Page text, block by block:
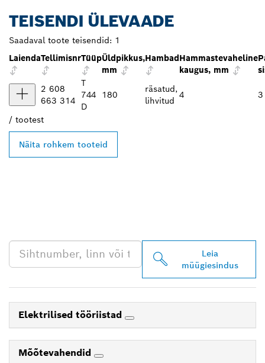
TEISENDI ÜLEVAADE
Saadaval toote teisendid: 1
LaiendaTellimisnrTüüpÜldpikkus,
mm
HambadHammastevaheline
kaugus, mm
2 608
663 314
T
744
D
180
räsatud,
lihvitud
4
/ tootest
Näita rohkem tooteid
Leia
müügiesindus
Elektrilised tööriistad
Mõõtevahendid